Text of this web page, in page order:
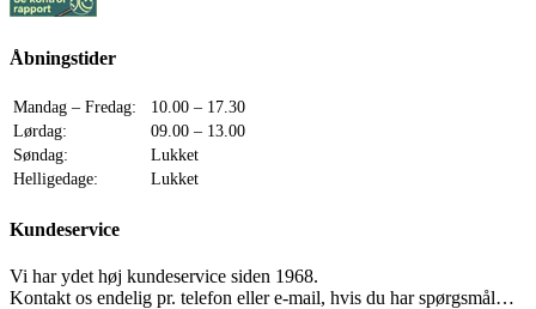
Åbningstider
Mandag – Fredag:
10.00 – 17.30
Lørdag:
09.00 – 13.00
Søndag:
Lukket
Helligedage:
Lukket
Kundeservice
Vi har ydet høj kundeservice siden 1968.
Kontakt os endelig pr. telefon eller e-mail, hvis du har spørgsmål…